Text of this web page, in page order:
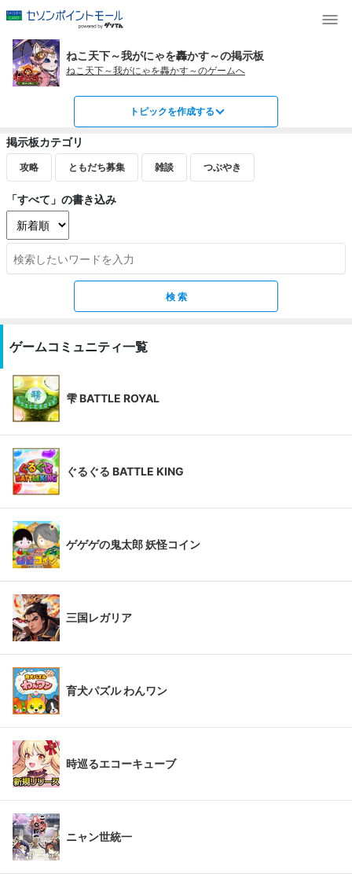
ねこ天下～我がにゃを轟かす～の掲示板
ねこ天下～我がにゃを轟かす～のゲームへ
トピックを作成する
掲示板カテゴリ
攻略 ともだち募集 雑談 つぶやき
「すべて」の書き込み
ゲームコミュニティ一覧
雫 BATTLE ROYAL
ぐるぐる BATTLE KING
ゲゲゲの鬼太郎 妖怪コイン
三国レガリア
育犬パズル わんワン
時巡るエコーキューブ
ニャン世統一